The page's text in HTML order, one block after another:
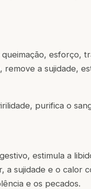
esforço,
a sujidade,
purifica o
estimula a
sujidade e o calor
e os pecados.